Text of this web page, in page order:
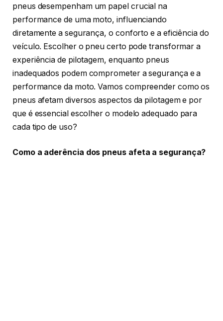
pneus desempenham um papel crucial na
performance de uma moto, influenciando
diretamente a segurança, o conforto e a eficiência do
veículo. Escolher o pneu certo pode transformar a
experiência de pilotagem, enquanto pneus
inadequados podem comprometer a segurança e a
performance da moto. Vamos compreender como os
pneus afetam diversos aspectos da pilotagem e por
que é essencial escolher o modelo adequado para
cada tipo de uso?
Como a aderência dos pneus afeta a segurança?